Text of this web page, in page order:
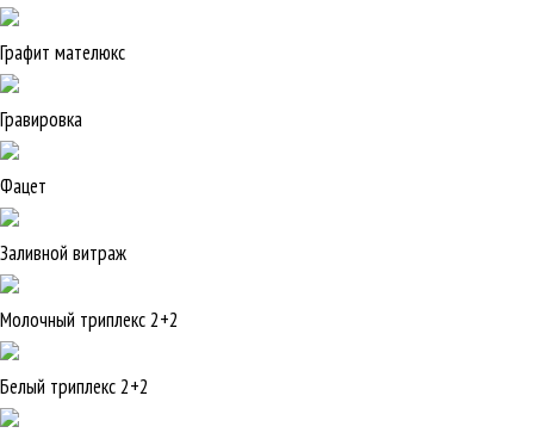
Графит мателюкс
Гравировка
Фацет
Заливной витраж
Молочный триплекс 2+2
Белый триплекс 2+2